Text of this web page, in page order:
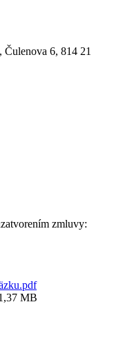
Čulenova 6, 814 21
zmluvy:
MB